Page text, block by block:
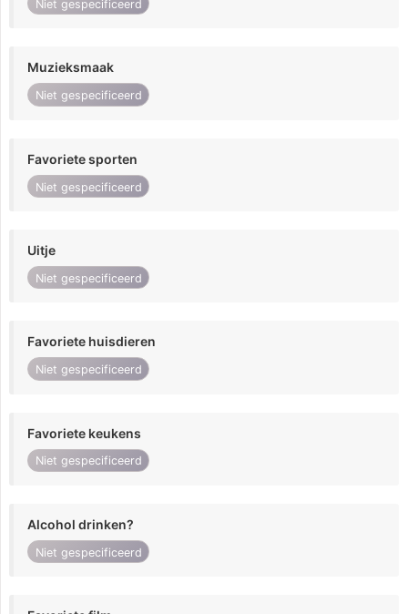
Niet gespecificeerd
Muzieksmaak
Niet gespecificeerd
Favoriete sporten
Niet gespecificeerd
Uitje
Niet gespecificeerd
Favoriete huisdieren
Niet gespecificeerd
Favoriete keukens
Niet gespecificeerd
Alcohol drinken?
Niet gespecificeerd